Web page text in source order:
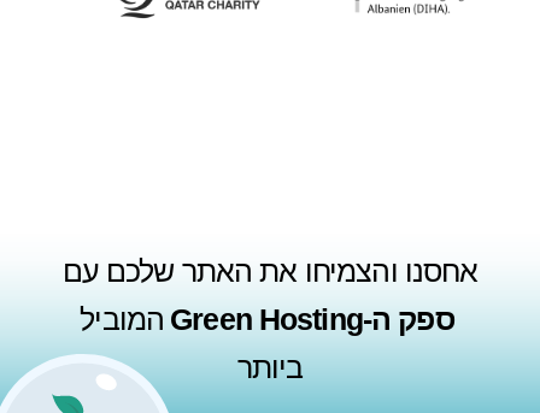
אחסנו והצמיחו את האתר שלכם עם
ספק ה-Green Hosting
המוביל
ביותר